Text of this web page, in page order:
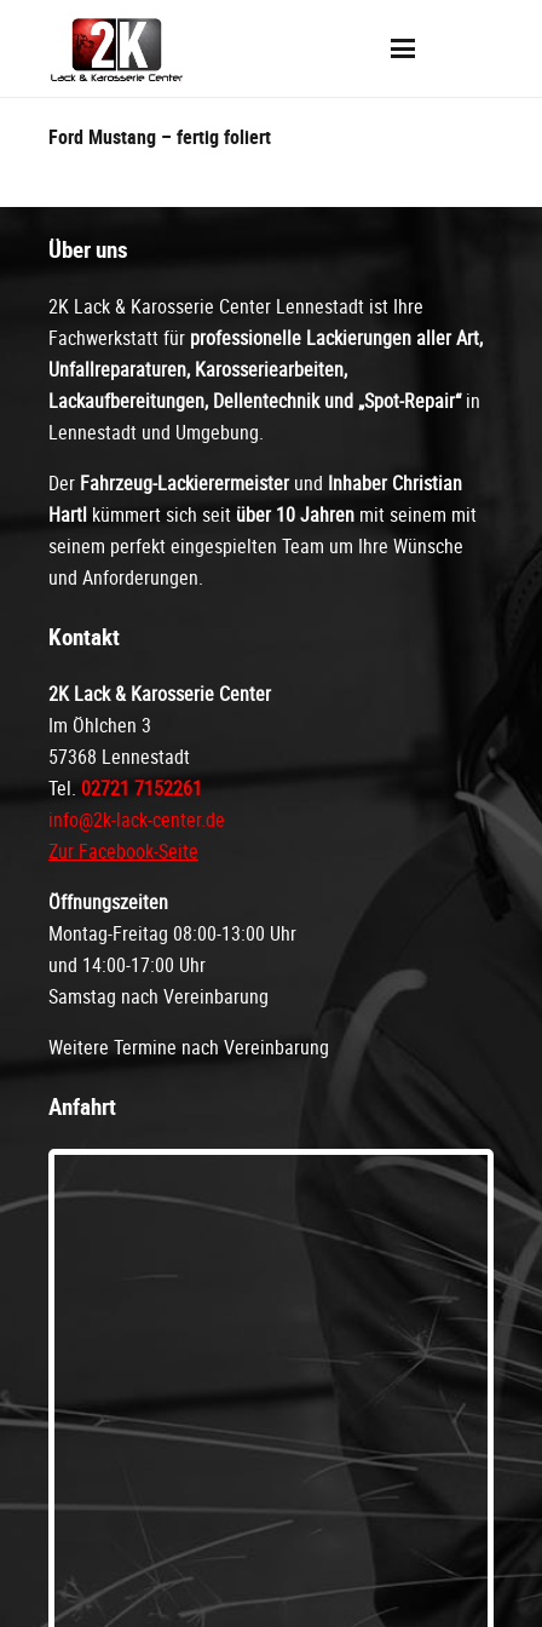
Ford Mustang – fertig foliert
Über uns
2K Lack & Karosserie Center Lennestadt ist Ihre
Fachwerkstatt für professionelle Lackierungen aller Art,
Unfallreparaturen, Karosseriearbeiten,
Lackaufbereitungen, Dellentechnik und „Spot-Repair“in
Lennestadt und Umgebung.
Der Fahrzeug-Lackierermeisterund Inhaber Christian
Hartl kümmert sich seit über 10 Jahren mit seinem mit
seinem perfekt eingespielten Team um Ihre Wünsche
und Anforderungen.
Kontakt
2K Lack & Karosserie Center
Im Öhlchen 3
57368 Lennestadt
Tel. 02721 7152261
info@2k-lack-center.de
Zur Facebook-Seite
Öffnungszeiten
Montag-Freitag 08:00-13:00 Uhr
und 14:00-17:00 Uhr
Samstag nach Vereinbarung
Weitere Termine nach Vereinbarung
Anfahrt